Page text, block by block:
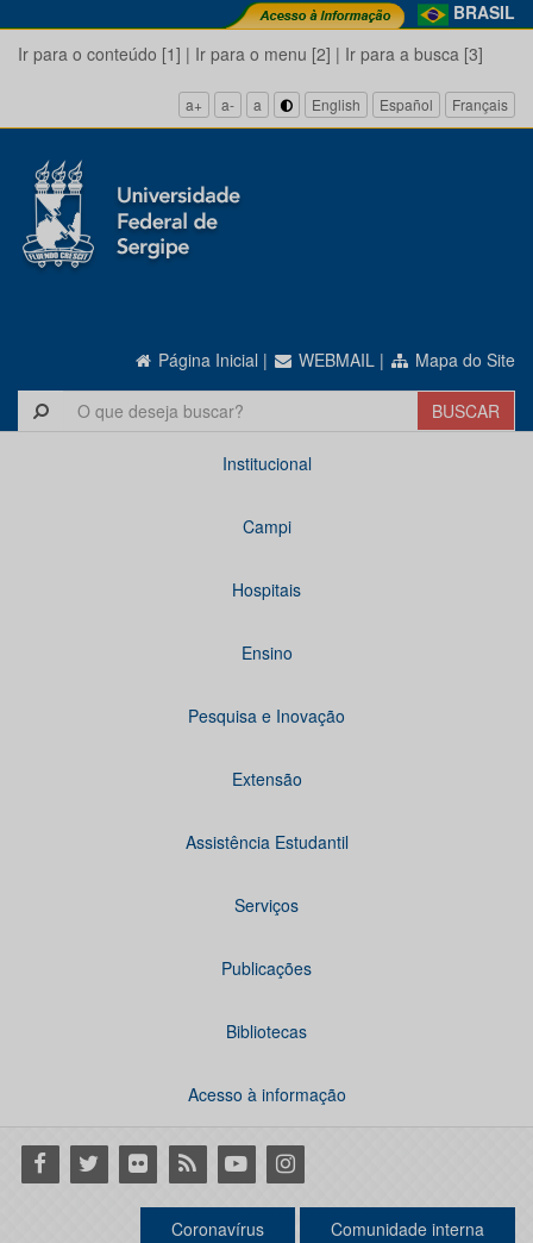
BRASIL
Ir para o conteúdo [1] | Ir para o menu [2] | Ir para a busca [3]
a+ a- a English Español Français
Página Inicial | WEBMAIL | Mapa do Site
Institucional
Campi
Hospitais
Ensino
Pesquisa e Inovação
Extensão
Assistência Estudantil
Serviços
Publicações
Bibliotecas
Acesso à informação
Facebook
Twitter Flickr RSS YoutubeInstagram
Coronavírus Comunidade interna